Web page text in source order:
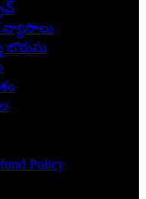
వ్యాసాలు
Policy